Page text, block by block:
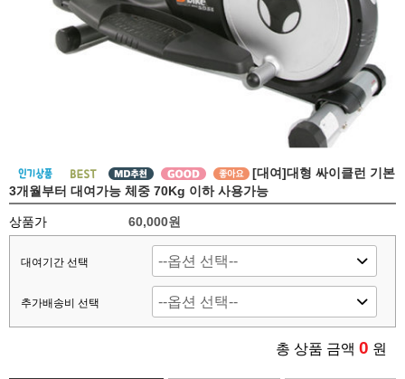
[대여]대형 싸이클런 기본
3개월부터 대여가능 체중 70Kg 이하 사용가능
상품가 60,000원
대여기간 선택
추가배송비 선택
총 상품 금액 0 원